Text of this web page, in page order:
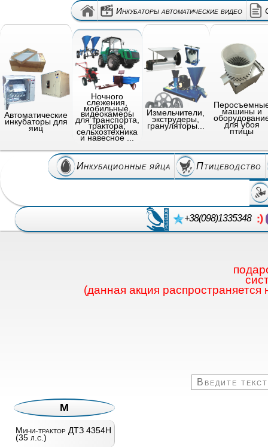
Инкубаторы автоматические видео
Автоматические
инкубаторы для
яиц
Ночного
слежения,
мобильные,
видеокамеры
для транспорта,
трактора,
сельхозтехника
и навесное ...
Измельчители,
экструдеры,
грануляторы...
машины и
для убоя
птицы
Инкубационные яйца Птицеводство
+38(098)1335348
(данная акция
М
Мини-трактор ДТЗ 4354H
(35 л.с.)